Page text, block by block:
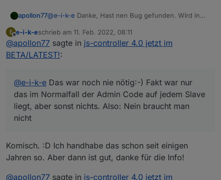
apollon77@e-i-k-e Danke, Hast nen Bug gefunden. Wird in
E
Offline
e-i-k-eschrieb am 11. Feb. 2022, 08:11
zuletzt editiert von
@apollon77 sagte in js-controller 4.0 jetzt im
BETA/LATEST!:
@e-i-k-e Das war noch nie nötig:-) Fakt war nur
das im Normalfall der Admin Code auf jedem Slave
liegt, aber sonst nichts. Also: Nein braucht man
nicht
Komisch. :D Ich handhabe das schon seit einigen
Jahren so. Aber dann ist gut, danke für die Info!
@apollon77 sagte in js-controller 4.0 jetzt im